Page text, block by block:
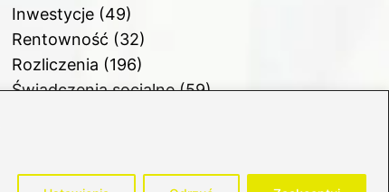
Inwestycje(49)
Rentowność (32)
Rozliczenia (196)
Świadczenia socjalne(59)